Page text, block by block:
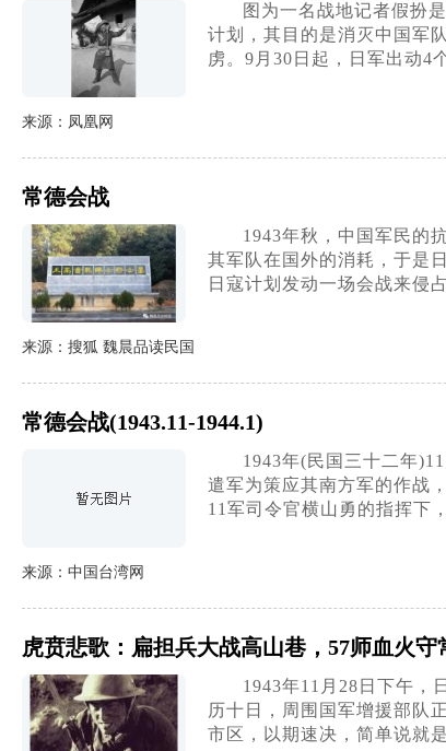
图为一名战地记者假扮
计划，其目的是消灭中国军
虏。9月30日起，日军出动4
来源：凤凰网
常德会战
1943年秋，中国军民的
其军队在国外的消耗，于是
日寇计划发动一场会战来侵
来源：搜狐 魏晨品读民国
常德会战(1943.11-1944.1)
1943年(民国三十二年
遣军为策应其南方军的作战
11军司令官横山勇的指挥下
来源：中国台湾网
虎贲悲歌：扁担兵大战高山巷，57师血火守
1943年11月28日下午，
历十日，周围国军增援部队
市区，以期速决，简单说就